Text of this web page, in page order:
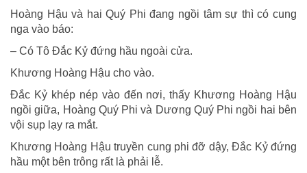
Hoàng Hậu và hai Quý Phi đang ngồi tâm sự thì có cung
nga vào báo:
– Có Tô Ðắc Kỷ đứng hầu ngoài cửa.
Khương Hoàng Hậu cho vào.
Ðắc Kỷ khép nép vào đến nơi, thấy Khương Hoàng Hậu
ngồi giữa, Hoàng Quý Phi và Dương Quý Phi ngồi hai bên
vội sụp lạy ra mắt.
Khương Hoàng Hậu truyền cung phi đỡ dậy, Ðắc Kỷ đứng
hầu một bên trông rất là phải lễ.